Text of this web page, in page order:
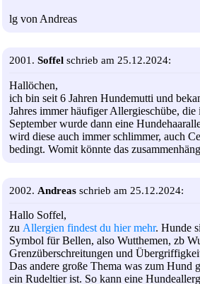
lg von Andreas
2001. Soffel schrieb am 25.12.2024:
Hallöchen,
ich bin seit 6 Jahren Hundemutti und
Jahres immer häufiger Allergieschübe, die
September wurde dann eine
wird diese auch immer schlimmer, auch
bedingt. Womit könnte das
2002. Andreas schrieb am 25.12.2024:
Hallo Soffel,
zu Allergien findest du hier mehr. Hunde
Symbol für Bellen, also Wutthemen, zb
Grenzüberschreitungen und
Das andere große Thema was zum Hund
ein Rudeltier ist. So kann eine